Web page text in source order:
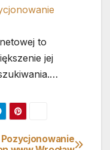
to
jej
Pozycjonowanie